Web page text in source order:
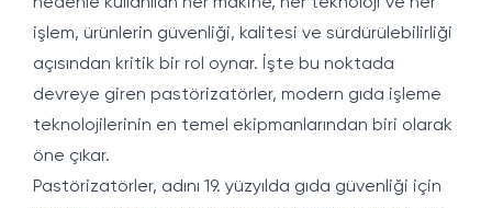
işlem, ürünlerin güvenliği, kalitesi ve sürdürülebilirliği
açısından kritik bir rol oynar. İşte bu noktada
devreye giren pastörizatörler, modern gıda işleme
teknolojilerinin en temel ekipmanlarından biri olarak
öne çıkar.
Pastörizatörler, adını 19. yüzyılda gıda güvenliği için